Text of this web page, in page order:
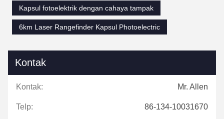
Kapsul fotoelektrik dengan cahaya tampak
6km Laser Rangefinder Kapsul Photoelectric
Kontak
Kontak: Mr. Allen
Telp: 86-134-10031670